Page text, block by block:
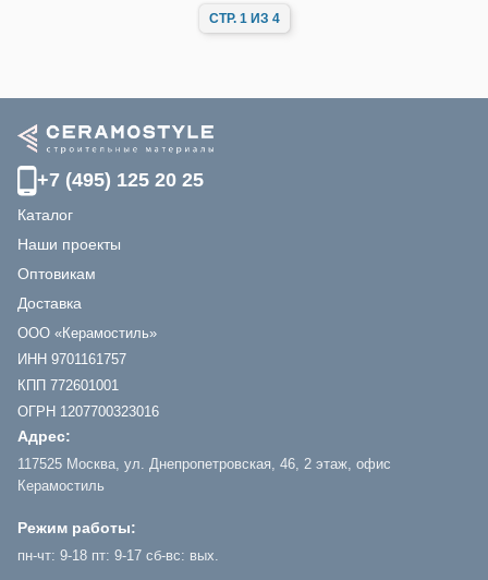
СТР. 1 ИЗ 4
+7 (495) 125 20 25
Каталог
Наши проекты
Оптовикам
Доставка
ООО «Керамостиль»
ИНН 9701161757
КПП 772601001
ОГРН 1207700323016
Адрес:
117525 Москва, ул. Днепропетровская, 46, 2 этаж, офис
Керамостиль
Режим работы:
пн-чт: 9-18 пт: 9-17 сб-вс: вых.